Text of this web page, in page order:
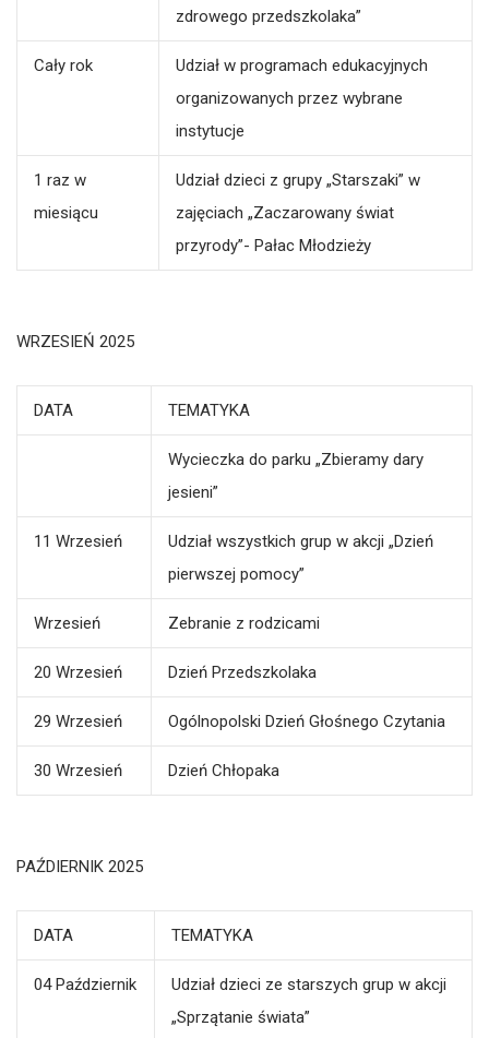
zdrowego przedszkolaka”
Cały rok
Udział w programach edukacyjnych
organizowanych przez wybrane
instytucje
1 raz w
miesiącu
Udział dzieci z grupy „Starszaki” w
zajęciach „Zaczarowany świat
przyrody”- Pałac Młodzieży
WRZESIEŃ 2025
DATA TEMATYKA
Wycieczka do parku „Zbieramy dary
jesieni”
11 Wrzesień
Udział wszystkich grup w akcji „Dzień
pierwszej pomocy”
Wrzesień Zebranie z rodzicami
20 Wrzesień Dzień Przedszkolaka
29 Wrzesień Ogólnopolski Dzień Głośnego Czytania
30 Wrzesień Dzień Chłopaka
PAŹDIERNIK 2025
DATA TEMATYKA
04 Październik
Udział dzieci ze starszych grup w akcji
„Sprzątanie świata”